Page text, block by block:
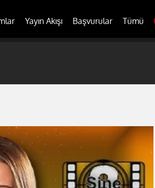
Yayın Akışı Başvurular Tümü